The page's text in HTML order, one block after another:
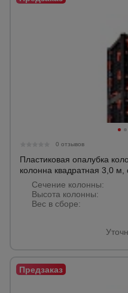
0 отзывов
Пластиковая опалубка
колонна квадратная 3,0
Сечение колонны:
Высота колонны:
Вес в сборе: